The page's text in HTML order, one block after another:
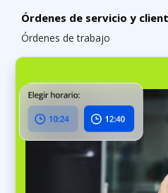
Órdenes de servicio y
Órdenes de trabajo
Gestión de clientes
Chats y redes sociales